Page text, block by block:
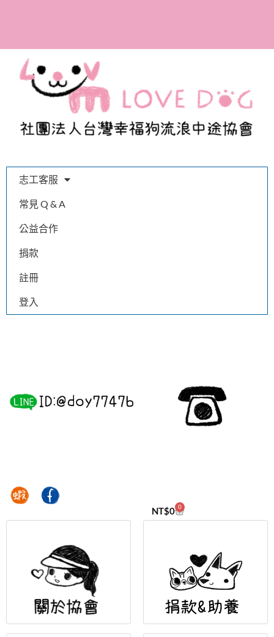
全台首間寫出百隻浪浪的
故事，體會幸福的溫度與
我們的認真
志工客服
常見 Q & A
公益合作
捐款
註冊
登入
NT$0 0